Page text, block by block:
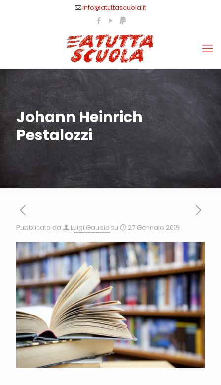
info@atuttascuola.it
Johann Heinrich
Pestalozzi
Pubblicato da Luigi Gaudio su 27 Gennaio 2019